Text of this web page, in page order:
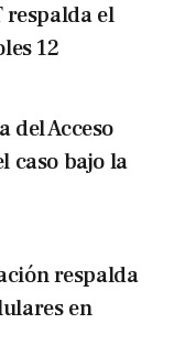
respalda el
12
del Acceso
caso bajo la
respalda
en